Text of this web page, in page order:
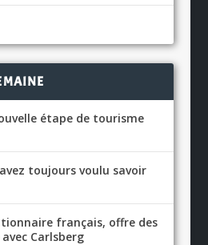
étape de tourisme
toujours voulu savoir
français, offre des
Carlsberg